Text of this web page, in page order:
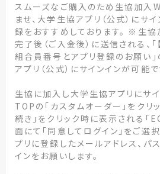
スムーズなご購入のため生協加入
ませ、大学生協アプリ（公式）にサ
録をおすすめしております。 ※生
完了後（ご入金後）に送信される、
組合員番号とアプリ登録のお願い
アプリ（公式）にサインインが可能で
生協に加入し大学生協アプリにサ
TOPの「カスタムオーダー」をクリ
続き」をクリック時に表示される「
面にて「同意してログイン」をご選
プリに登録したメールアドレス、パ
インをお願いします。